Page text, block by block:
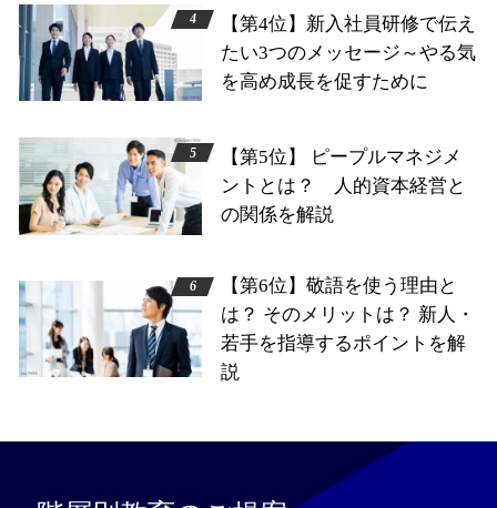
【第4位】新入社員研修で伝え
たい3つのメッセージ～やる気
を高め成長を促すために
【第5位】 ピープルマネジメ
ントとは？ 人的資本経営と
の関係を解説
【第6位】敬語を使う理由と
は？ そのメリットは？ 新人・
若手を指導するポイントを解
説